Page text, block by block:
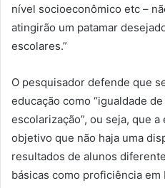
nível socioeconômico etc –
atingirão um patamar
escolares.”
O pesquisador defende que
educação como “igualdade
escolarização”, ou seja, que
objetivo que não haja uma
resultados de alunos
básicas como proficiência em